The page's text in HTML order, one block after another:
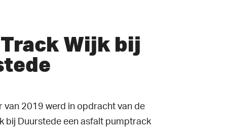
Wijk bij
van 2019 werd in opdracht van de
bij Duurstede een asfalt pumptrack